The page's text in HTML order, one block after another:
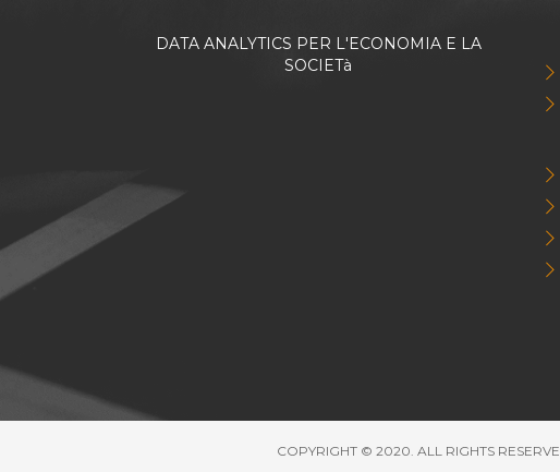
DATA ANALYTICS PER L'ECONOMIA E LA
SOCIETà
COPYRIGHT © 2020. ALL RIGHTS